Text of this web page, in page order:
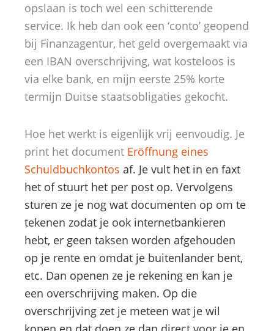
opslaan is toch wel een schitterende
service. Ik heb dan ook een ‘conto’ geopend
bij Finanzagentur, het geld overgemaakt via
een IBAN overschrijving, wat kosteloos is
via elke bank, en mijn eerste 25% korte
termijn Duitse staatsobligaties gekocht.
Hoe het werkt is eigenlijk vrij eenvoudig. Je
print het document Eröffnung eines
Schuldbuchkontos af. Je vult het in en faxt
het of stuurt het per post op. Vervolgens
sturen ze je nog wat documenten op om te
tekenen zodat je ook internetbankieren
hebt, er geen taksen worden afgehouden
op je rente en omdat je buitenlander bent,
etc. Dan openen ze je rekening en kan je
een overschrijving maken. Op die
overschrijving zet je meteen wat je wil